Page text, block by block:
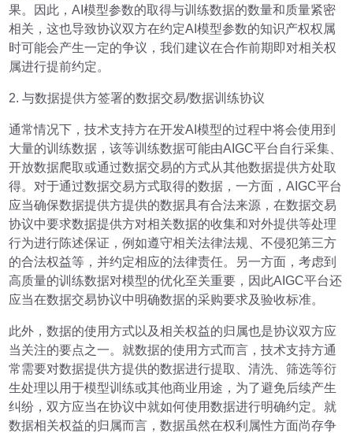
果。因此，AI模型参数的取得与训练数据的数量和质量紧密
相关，这也导致协议双方在约定AI模型参数的知识产权权属
时可能会产生一定的争议，我们建议在合作前期即对相关权
属进行提前约定。
2. 与数据提供方签署的数据交易/数据训练协议
通常情况下，技术支持方在开发AI模型的过程中将会使用到
大量的训练数据，该等训练数据可能由AIGC平台自行采集、
开放数据爬取或通过数据交易的方式从其他数据提供方处取
得。对于通过数据交易方式取得的数据，一方面，AIGC平台
应当确保数据提供方提供的数据具有合法来源，在数据交易
协议中要求数据提供方对相关数据的收集和对外提供等处理
行为进行陈述保证，例如遵守相关法律法规、不侵犯第三方
的合法权益等，并约定相应的法律责任。另一方面，考虑到
高质量的训练数据对模型的优化至关重要，因此AIGC平台还
应当在数据交易协议中明确数据的采购要求及验收标准。
此外，数据的使用方式以及相关权益的归属也是协议双方应
当关注的要点之一。就数据的使用方式而言，技术支持方通
常需要对数据提供方提供的数据进行提取、清洗、筛选等衍
生处理以用于模型训练或其他商业用途，为了避免后续产生
纠纷，双方应当在协议中就如何使用数据进行明确约定。就
数据相关权益的归属而言，数据虽然在权利属性方面尚存争